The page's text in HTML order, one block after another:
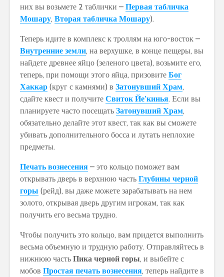
них вы возьмете 2 таблички – Первая табличка
Мошару, Вторая табличка Мошару).
Теперь идите в комплекс к троллям на юго-восток –
Внутренние земли, на верхушке, в конце пещеры, вы
найдете древнее яйцо (зеленого цвета), возьмите его,
теперь, при помощи этого яйца, призовите Бог
Хаккар (круг с камнями) в Затонувший Храм,
сдайте квест и получите Свиток Йе’кинья. Если вы
планируете часто посещать Затонувший Храм,
обязательно делайте этот квест, так как вы сможете
убивать дополнительного босса и лутать неплохие
предметы.
Печать вознесения – это кольцо поможет вам
открывать дверь в верхнюю часть Глубины черной
горы (рейд), вы даже можете зарабатывать на нем
золото, открывая дверь другим игрокам, так как
получить его весьма трудно.
Чтобы получить это кольцо, вам придется выполнить
весьма объемную и трудную работу. Отправляйтесь в
нижнюю часть Пика черной горы, и выбейте с
мобов Простая печать вознесения, теперь найдите в